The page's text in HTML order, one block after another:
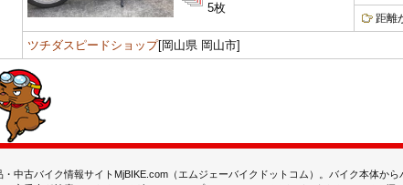
5枚
距離
ツチダスピードショップ[岡山県 岡山市]
・中古バイク情報サイトMjBIKE.com（エムジェーバイクドットコム）。バイク本体か